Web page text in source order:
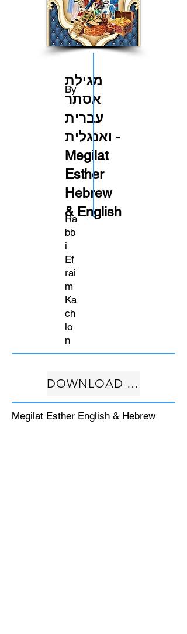
מגילת
אסתר
עברית
ואנגלית -
Megilat
Esther
Hebrew
& English
By
Ra
bb
i
Ef
rai
m
Ka
ch
lo
n
DOWNLOAD FREE
Megilat Esther English & Hebrew